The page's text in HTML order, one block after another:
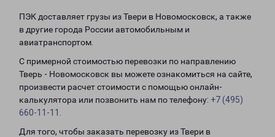
ПЭК доставляет грузы из Твери в Новомосковск, а также
в другие города России автомобильным и
авиатранспортом.
С примерной стоимостью перевозки по направлению
Тверь - Новомосковск вы можете ознакомиться на сайте,
произвести расчет стоимости с помощью онлайн-
калькулятора или позвонить нам по телефону: +7 (495)
660-11-11
Для того, чтобы заказать перевозку из Твери в